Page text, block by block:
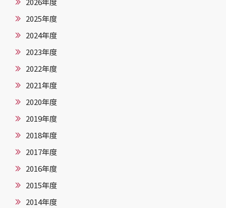
2025年度
2024年度
2023年度
2022年度
2021年度
2020年度
2019年度
2018年度
2017年度
2016年度
2015年度
2014年度